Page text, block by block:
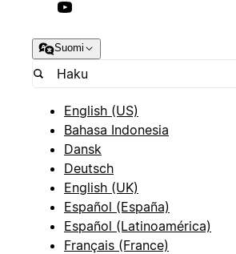
Suomi
English (US)
Bahasa Indonesia
Dansk
Deutsch
English (UK)
Español (España)
Español (Latinoamérica)
Français (France)